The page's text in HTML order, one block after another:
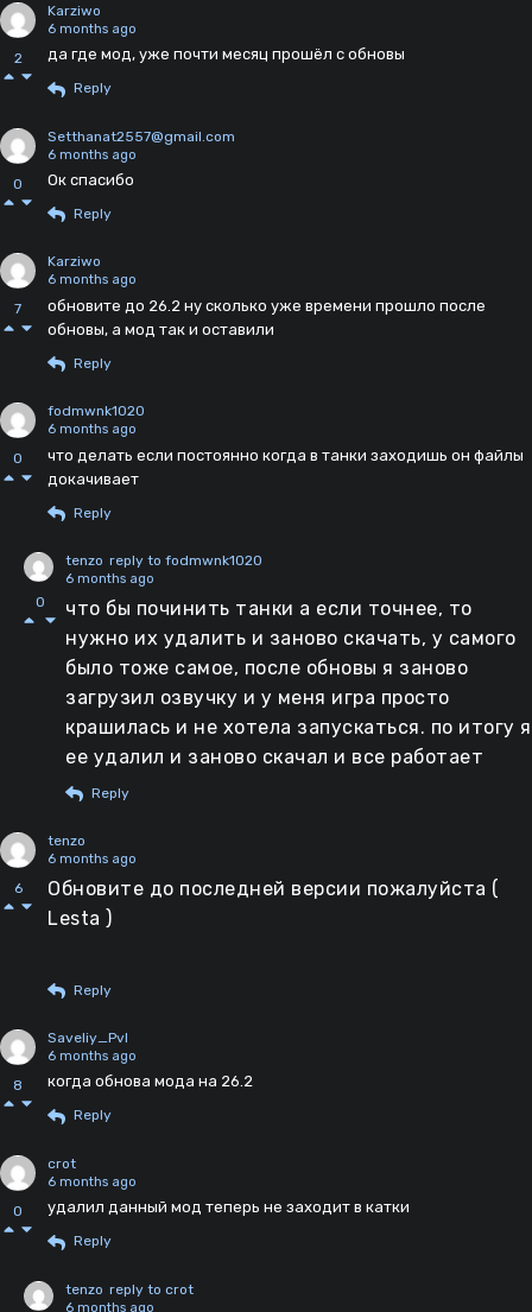
2
Karziwo
6 months ago
да где мод, уже почти месяц прошёл с обновы
Reply
0
Setthanat2557@gmail.com
6 months ago
Ок спасибо
Reply
7
Karziwo
6 months ago
обновите до 26.2 ну сколько уже времени прошло после
обновы, а мод так и оставили
Reply
0
fodmwnk1020
6 months ago
что делать если постоянно когда в танки заходишь он файлы
докачивает
Reply
0
tenzo reply to fodmwnk1020
6 months ago
что бы починить танки а если точнее, то
нужно их удалить и заново скачать, у самого
было тоже самое, после обновы я заново
загрузил озвучку и у меня игра просто
крашилась и не хотела запускаться. по итогу я
ее удалил и заново скачал и все работает
Reply
6
tenzo
6 months ago
Обновите до последней версии пожалуйста (
Lesta )
Reply
8
Saveliy_Pvl
6 months ago
когда обнова мода на 26.2
Reply
0
crot
6 months ago
удалил данный мод теперь не заходит в катки
Reply
tenzo reply to crot
6 months ago